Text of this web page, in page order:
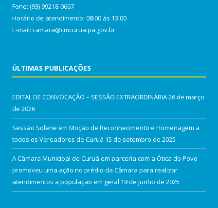
Fone: (93) 99218-0667
Horário de atendimento: 08:00 às 13:00
E-mail: camara@cmcurua.pa.gov.br
ÚLTIMAS PUBLICAÇÕES
EDITAL DE CONVOCAÇÃO – SESSÃO EXTRAORDINÁRIA26 de março
de 2026
Sessão Solene em Moção de Reconhecimento e Homenagem a
todos os Vereadores de Curuá 15 de setembro de 2025
A Câmara Municipal de Curuá em parceria com a Ótica do Povo
promoveu uma ação no prédio da Câmara para realizar
atendimentos a população em geral 19 de junho de 2025